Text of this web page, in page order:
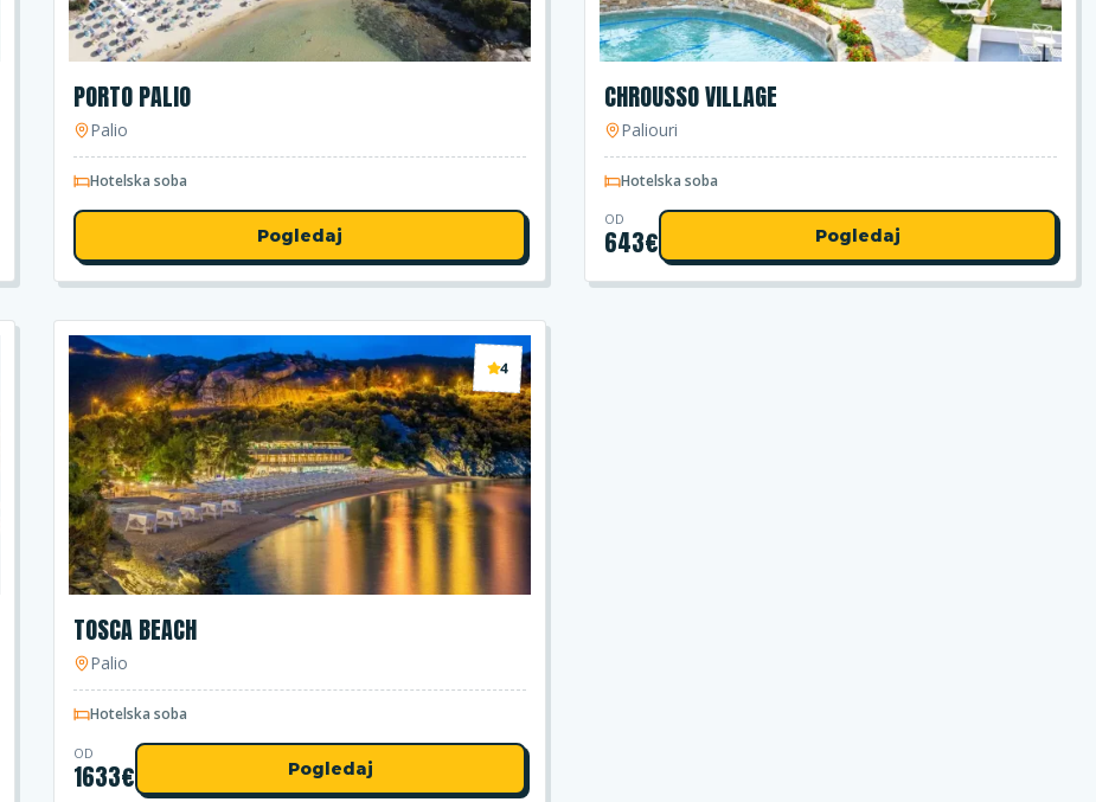
PORTO PALIO
Palio
Hotelska soba
Pogledaj
CHROUSSO VILLAGE
Paliouri
Hotelska soba
OD
643€ Pogledaj
4
TOSCA BEACH
Palio
Hotelska soba
OD
1633€ Pogledaj